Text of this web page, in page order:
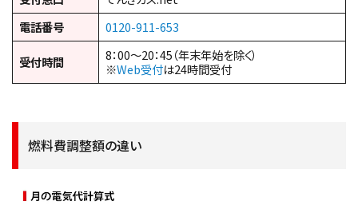
電話番号
0120-911-653
受付時間
8：00～20：45（年末年始を除く）
※Web受付は24時間受付
燃料費調整額の違い